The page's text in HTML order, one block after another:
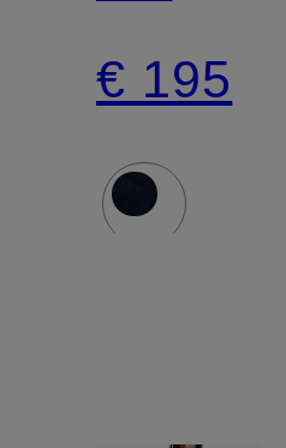
corduroy
€ 195